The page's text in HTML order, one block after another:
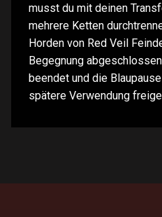
musst du mit deinen
mehrere Ketten
Horden von Red Veil
Begegnung
beendet und die
spätere Verwendung